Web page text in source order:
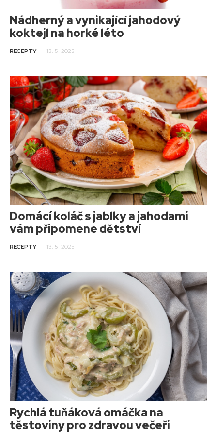
Nádherný a vynikající jahodový
koktejl na horké léto
RECEPTY 13. 5. 2025
Domácí koláč s jablky a jahodami
vám připomene dětství
RECEPTY 13. 5. 2025
Rychlá tuňáková omáčka na
těstoviny pro zdravou večeři